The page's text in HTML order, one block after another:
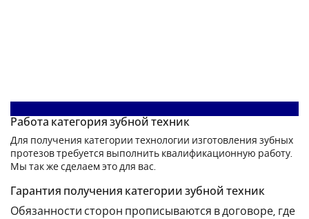
Работа категория зубной техник
Для получения категории технологии изготовления зубных
протезов требуется выполнить квалификационную работу.
Мы так же сделаем это для вас.
Гарантия получения категории зубной техник
Обязанности сторон прописываются в договоре, где